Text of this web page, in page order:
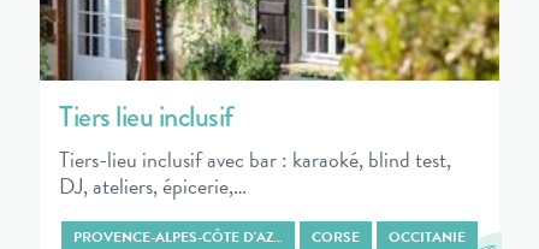
Tiers lieu inclusif
Tiers-lieu inclusif avec bar : karaoké, blind test,
DJ, ateliers, épicerie,…
PROVENCE-ALPES-CÔTE D'AZ… CORSE OCCITANIE